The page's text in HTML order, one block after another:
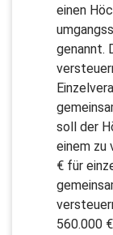
einen
genannt.
soll der
einem zu
€ für
560.000